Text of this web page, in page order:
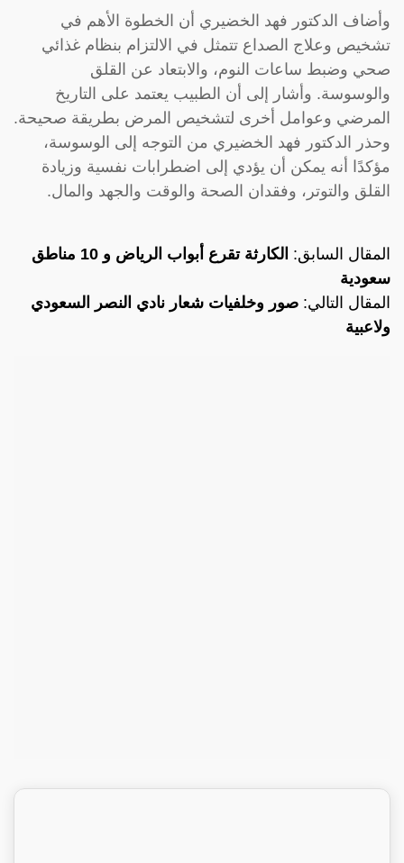
وأضاف الدكتور فهد الخضيري أن الخطوة الأهم في
تشخيص وعلاج الصداع تتمثل في الالتزام بنظام غذائي
صحي وضبط ساعات النوم، والابتعاد عن القلق
والوسوسة. وأشار إلى أن الطبيب يعتمد على التاريخ
المرضي وعوامل أخرى لتشخيص المرض بطريقة صحيحة.
وحذر الدكتور فهد الخضيري من التوجه إلى الوسوسة،
مؤكدًا أنه يمكن أن يؤدي إلى اضطرابات نفسية وزيادة
القلق والتوتر، وفقدان الصحة والوقت والجهد والمال.
المقال السابق:
الكارثة تقرع أبواب الرياض و 10 مناطق
سعودية
المقال التالي: صور وخلفيات شعار نادي النصر السعودي
ولاعبية